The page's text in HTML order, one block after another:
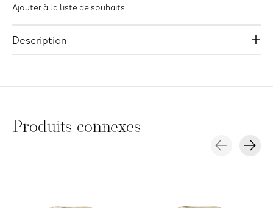
Ajouter à la liste de souhaits
Description
Produits connexes